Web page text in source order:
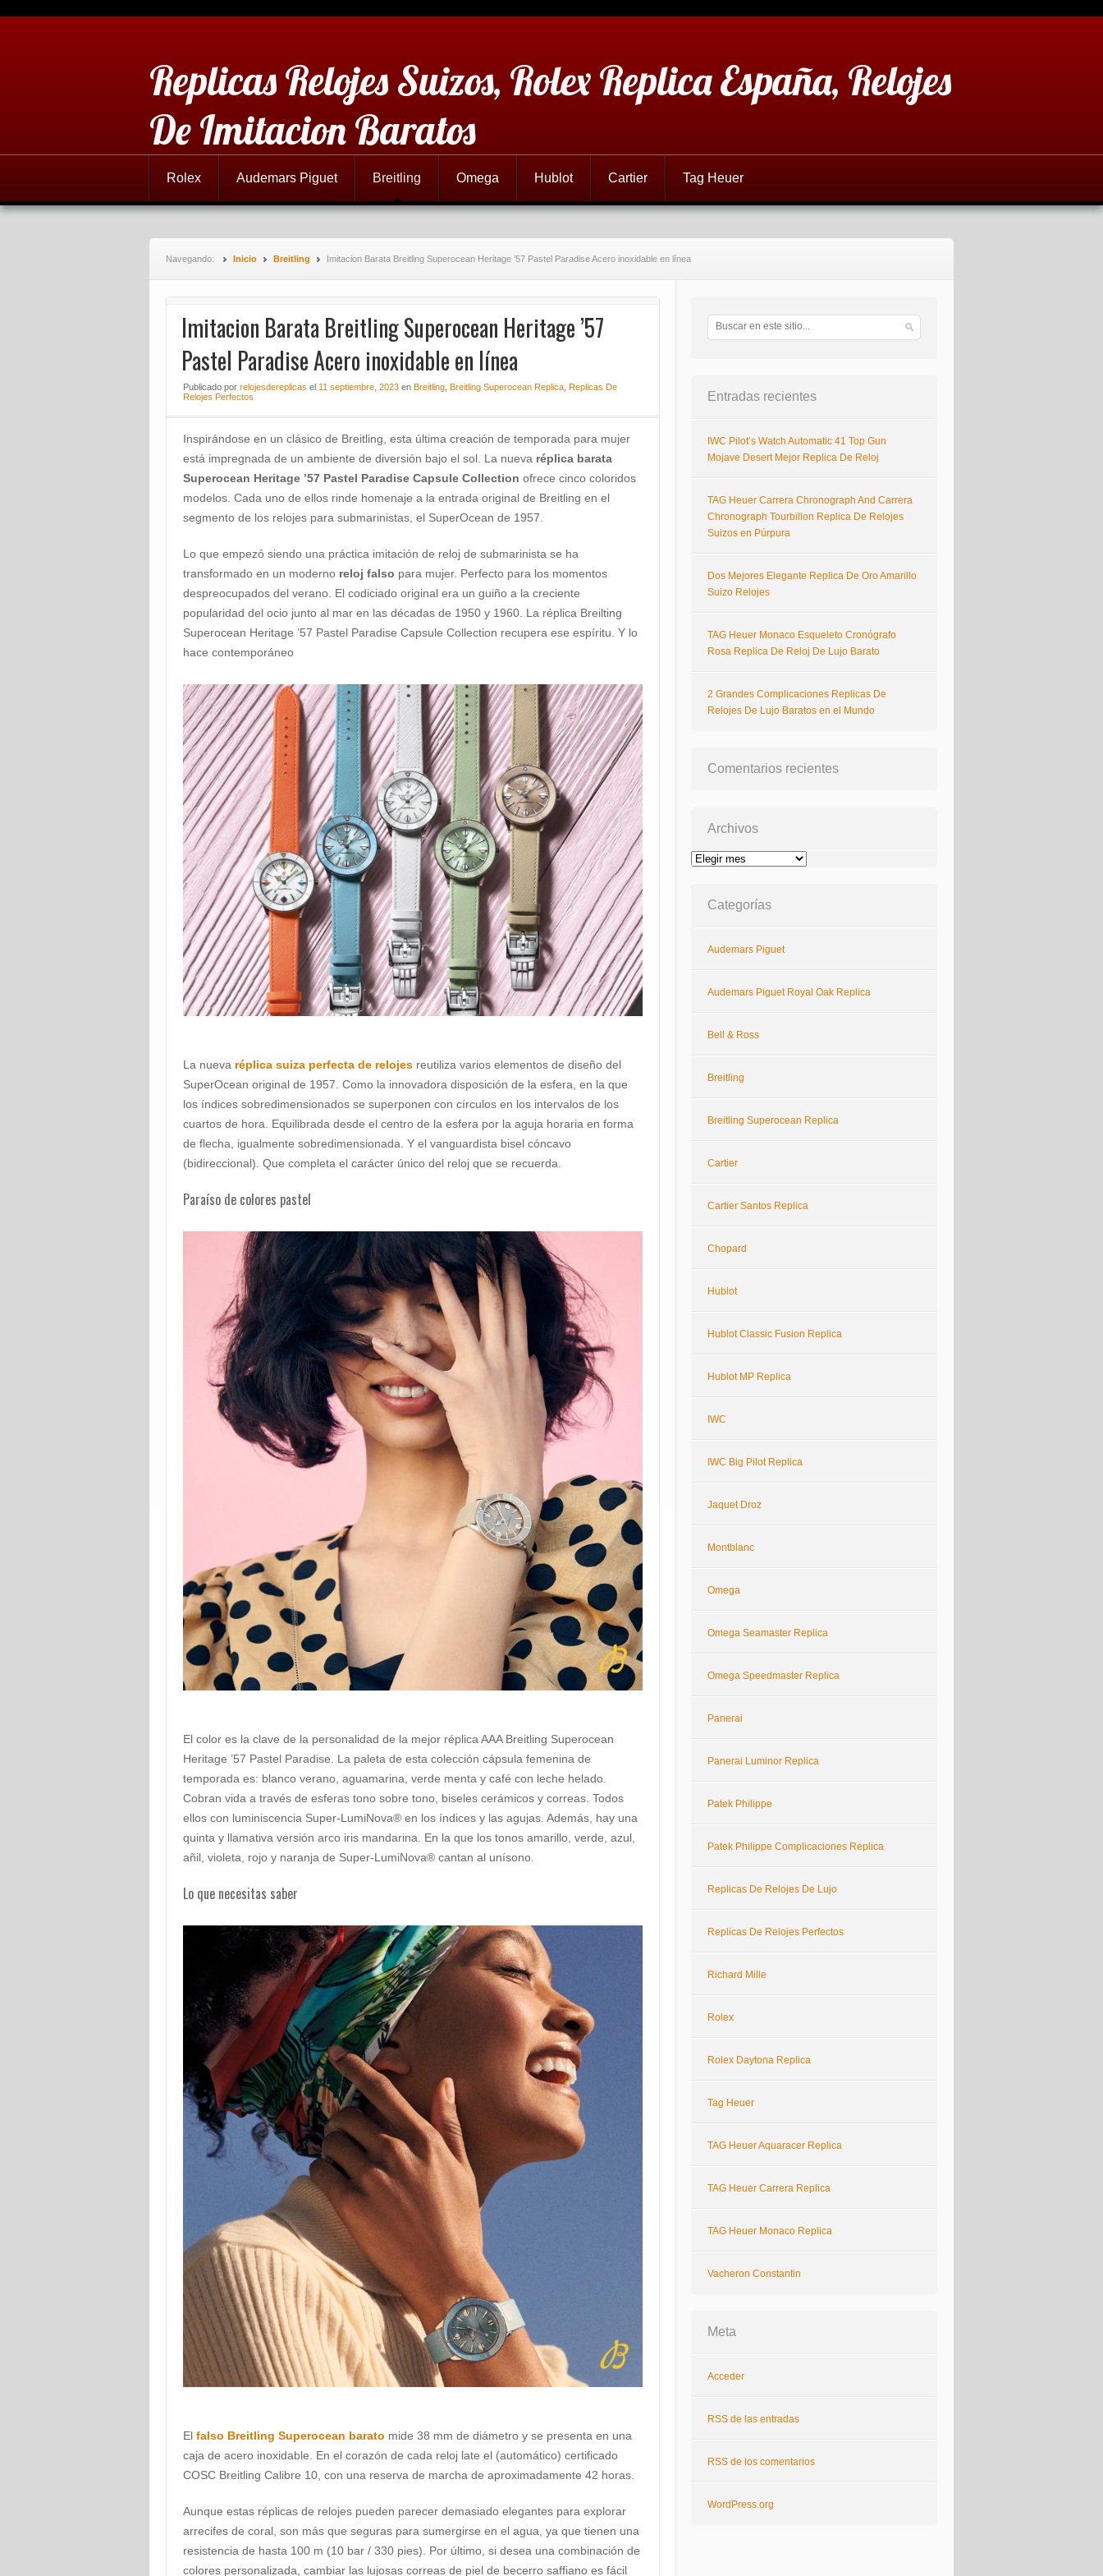
Replicas Relojes Suizos, Rolex Replica España, Relojes
De Imitacion Baratos
Rolex Audemars Piguet Breitling Omega Hublot Cartier Tag Heuer
Navegando: Inicio Breitling Imitacion Barata Breitling Superocean Heritage ’57 Pastel Paradise Acero inoxidable en línea
Imitacion Barata Breitling Superocean Heritage ’57
Pastel Paradise Acero inoxidable en línea
Publicado por relojesdereplicas el 11 septiembre, 2023 en Breitling Breitling Superocean Replica Replicas De
Relojes Perfectos
Inspirándose en un clásico de Breitling, esta última creación de temporada para mujer
está impregnada de un ambiente de diversión bajo el sol. La nueva réplica barata
Superocean Heritage ’57 Pastel Paradise Capsule Collection ofrece cinco coloridos
modelos. Cada uno de ellos rinde homenaje a la entrada original de Breitling en el
segmento de los relojes para submarinistas, el SuperOcean de 1957.
Lo que empezó siendo una práctica imitación de reloj de submarinista se ha
transformado en un moderno reloj falso para mujer. Perfecto para los momentos
despreocupados del verano. El codiciado original era un guiño a la creciente
popularidad del ocio junto al mar en las décadas de 1950 y 1960. La réplica Breilting
Superocean Heritage ’57 Pastel Paradise Capsule Collection recupera ese espíritu. Y lo
hace contemporáneo
La nueva réplica suiza perfecta de relojes reutiliza varios elementos de diseño del
SuperOcean original de 1957. Como la innovadora disposición de la esfera, en la que
los índices sobredimensionados se superponen con círculos en los intervalos de los
cuartos de hora. Equilibrada desde el centro de la esfera por la aguja horaria en forma
de flecha, igualmente sobredimensionada. Y el vanguardista bisel cóncavo
(bidireccional). Que completa el carácter único del reloj que se recuerda.
Paraíso de colores pastel
El color es la clave de la personalidad de la mejor réplica AAA Breitling Superocean
Heritage ’57 Pastel Paradise. La paleta de esta colección cápsula femenina de
temporada es: blanco verano, aguamarina, verde menta y café con leche helado.
Cobran vida a través de esferas tono sobre tono, biseles cerámicos y correas. Todos
ellos con luminiscencia Super-LumiNova® en los índices y las agujas. Además, hay una
quinta y llamativa versión arco iris mandarina. En la que los tonos amarillo, verde, azul,
añil, violeta, rojo y naranja de Super-LumiNova® cantan al unísono.
Lo que necesitas saber
El falso Breitling Superocean barato mide 38 mm de diámetro y se presenta en una
caja de acero inoxidable. En el corazón de cada reloj late el (automático) certificado
COSC Breitling Calibre 10, con una reserva de marcha de aproximadamente 42 horas.
Aunque estas réplicas de relojes pueden parecer demasiado elegantes para explorar
arrecifes de coral, son más que seguras para sumergirse en el agua, ya que tienen una
resistencia de hasta 100 m (10 bar / 330 pies). Por último, si desea una combinación de
colores personalizada, cambiar las lujosas correas de piel de becerro saffiano es fácil
Entradas recientes
IWC Pilot’s Watch Automatic 41 Top Gun
Mojave Desert Mejor Replica De Reloj
TAG Heuer Carrera Chronograph And Carrera
Chronograph Tourbillon Replica De Relojes
Suizos en Púrpura
Dos Mejores Elegante Replica De Oro Amarillo
Suizo Relojes
TAG Heuer Monaco Esqueleto Cronógrafo
Rosa Replica De Reloj De Lujo Barato
2 Grandes Complicaciones Replicas De
Relojes De Lujo Baratos en el Mundo
Comentarios recientes
Archivos
Archivos
Categorías
Audemars Piguet
Audemars Piguet Royal Oak Replica
Bell & Ross
Breitling
Breitling Superocean Replica
Cartier
Cartier Santos Replica
Chopard
Hublot
Hublot Classic Fusion Replica
Hublot MP Replica
IWC
IWC Big Pilot Replica
Jaquet Droz
Montblanc
Omega
Omega Seamaster Replica
Omega Speedmaster Replica
Panerai
Panerai Luminor Replica
Patek Philippe
Patek Philippe Complicaciones Replica
Replicas De Relojes De Lujo
Replicas De Relojes Perfectos
Richard Mille
Rolex
Rolex Daytona Replica
Tag Heuer
TAG Heuer Aquaracer Replica
TAG Heuer Carrera Replica
TAG Heuer Monaco Replica
Vacheron Constantin
Meta
Acceder
RSS de las entradas
RSS de los comentarios
WordPress.org